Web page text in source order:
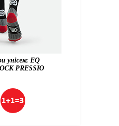
унісекс EQ
PRESSIO